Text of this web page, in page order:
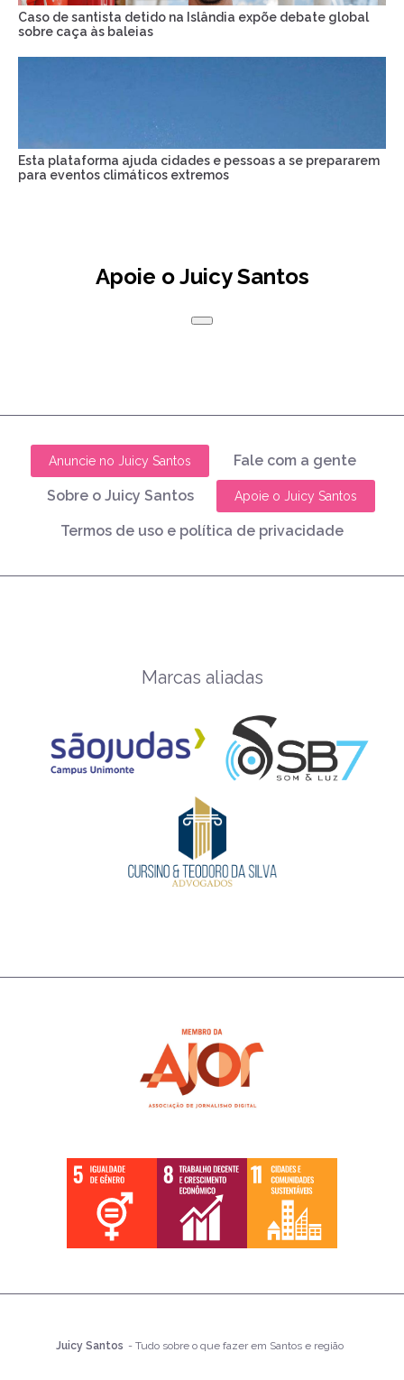
Caso de santista detido na Islândia expõe debate global
sobre caça às baleias
Esta plataforma ajuda cidades e pessoas a se prepararem
para eventos climáticos extremos
Apoie o Juicy Santos
Anuncie no Juicy Santos Fale com a gente
Sobre o Juicy Santos Apoie o Juicy Santos
Termos de uso e política de privacidade
Marcas aliadas
Juicy Santos - Tudo sobre o que fazer em Santos e região